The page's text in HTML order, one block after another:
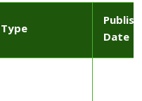
Type
Date